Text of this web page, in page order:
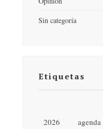
Sin categoría
Etiquetas
2026